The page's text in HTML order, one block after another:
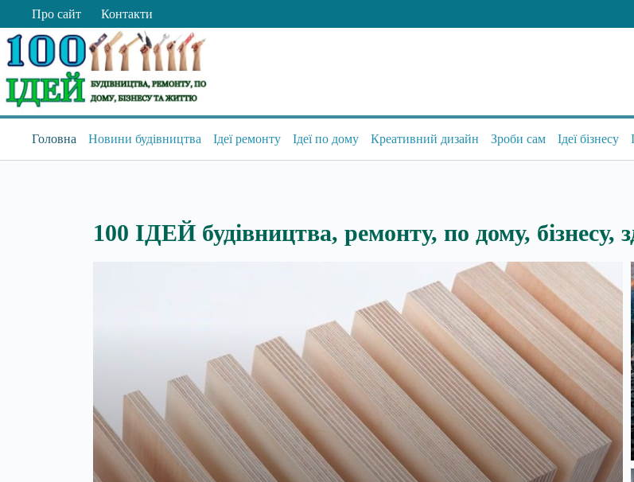
вмісту
Про сайт Контакти
Головна Новини будівництва Ідеї ремонту Ідеї по дому Креативний дизайн Зроби сам Ідеї бізнесу
100 ІДЕЙ будівництва, ремонту, по дому, бізнесу,